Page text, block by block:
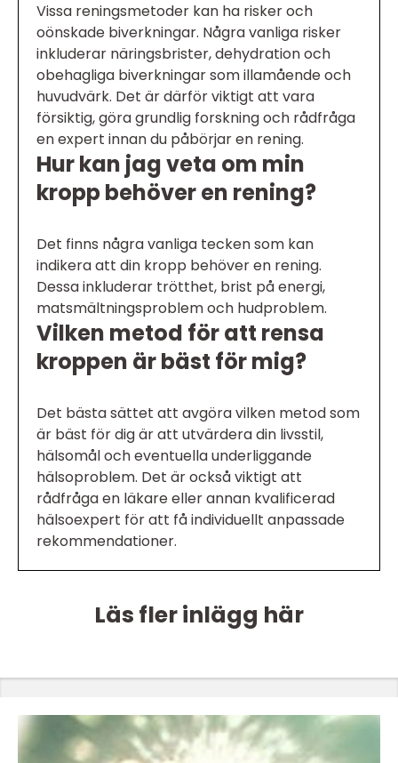
Vissa reningsmetoder kan ha risker och
oönskade biverkningar. Några vanliga risker
inkluderar näringsbrister, dehydration och
obehagliga biverkningar som illamående och
huvudvärk. Det är därför viktigt att vara
försiktig, göra grundlig forskning och rådfråga
en expert innan du påbörjar en rening.
Hur kan jag veta om min
kropp behöver en rening?
Det finns några vanliga tecken som kan
indikera att din kropp behöver en rening.
Dessa inkluderar trötthet, brist på energi,
matsmältningsproblem och hudproblem.
Vilken metod för att rensa
kroppen är bäst för mig?
Det bästa sättet att avgöra vilken metod som
är bäst för dig är att utvärdera din livsstil,
hälsomål och eventuella underliggande
hälsoproblem. Det är också viktigt att
rådfråga en läkare eller annan kvalificerad
hälsoexpert för att få individuellt anpassade
rekommendationer.
Läs fler inlägg här